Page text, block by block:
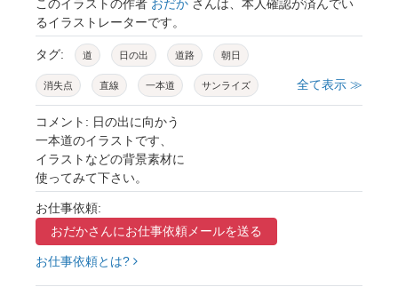
このイラストの作者 おだか さんは、本人確認が済んでい
るイラストレーターです。
タグ: 道 日の出 道路 朝日
消失点 直線 一本道 サンライズ
ドライブ ツーリング
地平線 太陽 ストレート
朝 早朝 広大
旅 旅行
未来 栄光 進む 木 草原
アスファルト 自然
全て表示 ≫
コメント: 日の出に向かう
一本道のイラストです、
イラストなどの背景素材に
使ってみて下さい。
お仕事依頼:
おだかさんにお仕事依頼メールを送る
お仕事依頼とは?